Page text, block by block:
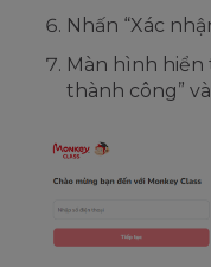
Nhấn “Xác
Màn hình
thành công”